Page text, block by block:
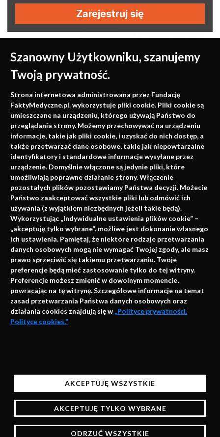
Szanowny Użytkowniku, szanujemy
Twoją prywatność.
Strona internetowa administrowana przez Fundację
FaktyMedyczne.pl. wykorzystuje pliki cookie. Pliki cookie są
umieszczane na urządzeniu, którego używają Państwo do
przeglądania strony. Możemy przechowywać na urządzeniu
informacje, takie jak pliki cookie, i uzyskać do nich dostęp, a
także przetwarzać dane osobowe, takie jak niepowtarzalne
identyfikatory i standardowe informacje wysyłane przez
urządzenie. Domyślnie włączone są jedynie pliki, które
umożliwiają poprawne działanie strony. Włączenie
pozostałych plików pozostawiamy Państwa decyzji. Możecie
Państwo zaakceptować wszystkie pliki lub odmówić ich
używania (z wyjątkiem niezbędnych jeżeli takie będą).
Wykorzystując „Indywidualne ustawienia plików cookie” –
„akceptuję tylko wybrane”, możliwe jest dokonanie własnego
ich ustawienia. Pamiętaj, że niektóre rodzaje przetwarzania
danych osobowych mogą nie wymagać Twojej zgody, ale masz
prawo sprzeciwić się takiemu przetwarzaniu. Twoje
preferencje będą mieć zastosowanie tylko do tej witryny.
Preferencje możesz zmienić w dowolnym momencie,
powracając na tę witrynę. Szczegółowe informacje na temat
zasad przetwarzania Państwa danych osobowych oraz
działania cookies znajdują się w „Polityce prywatności.
Polityce cookies.”
AKCEPTUJĘ WSZYSTKIE
AKCEPTUJĘ TYLKO WYBRANE
ODRZUĆ WSZYSTKIE
Zarejestruj się
Medycyna oparta na
faktach
Konferencje, szkolenia, e-learning, wydawnictwo
Napisz do nas
info@faktymedyczne.pl
ul. Towarowa 2
43-460 Wisła
Redakcja medyczna:
ul. Wolności 338b
61-312 Poznań
Wsparcie:
automatycznego przechowywania danych do celów
statystycznych, realizacji usług i reklamowych.
Korzystając z naszych stron bez zmiany ustawień
przeglądarki będą one zapisane w pamięci urządzenia,
więcej informacji na temat zarządzania plikami
cookies znajdziesz w Polityce prywatności.